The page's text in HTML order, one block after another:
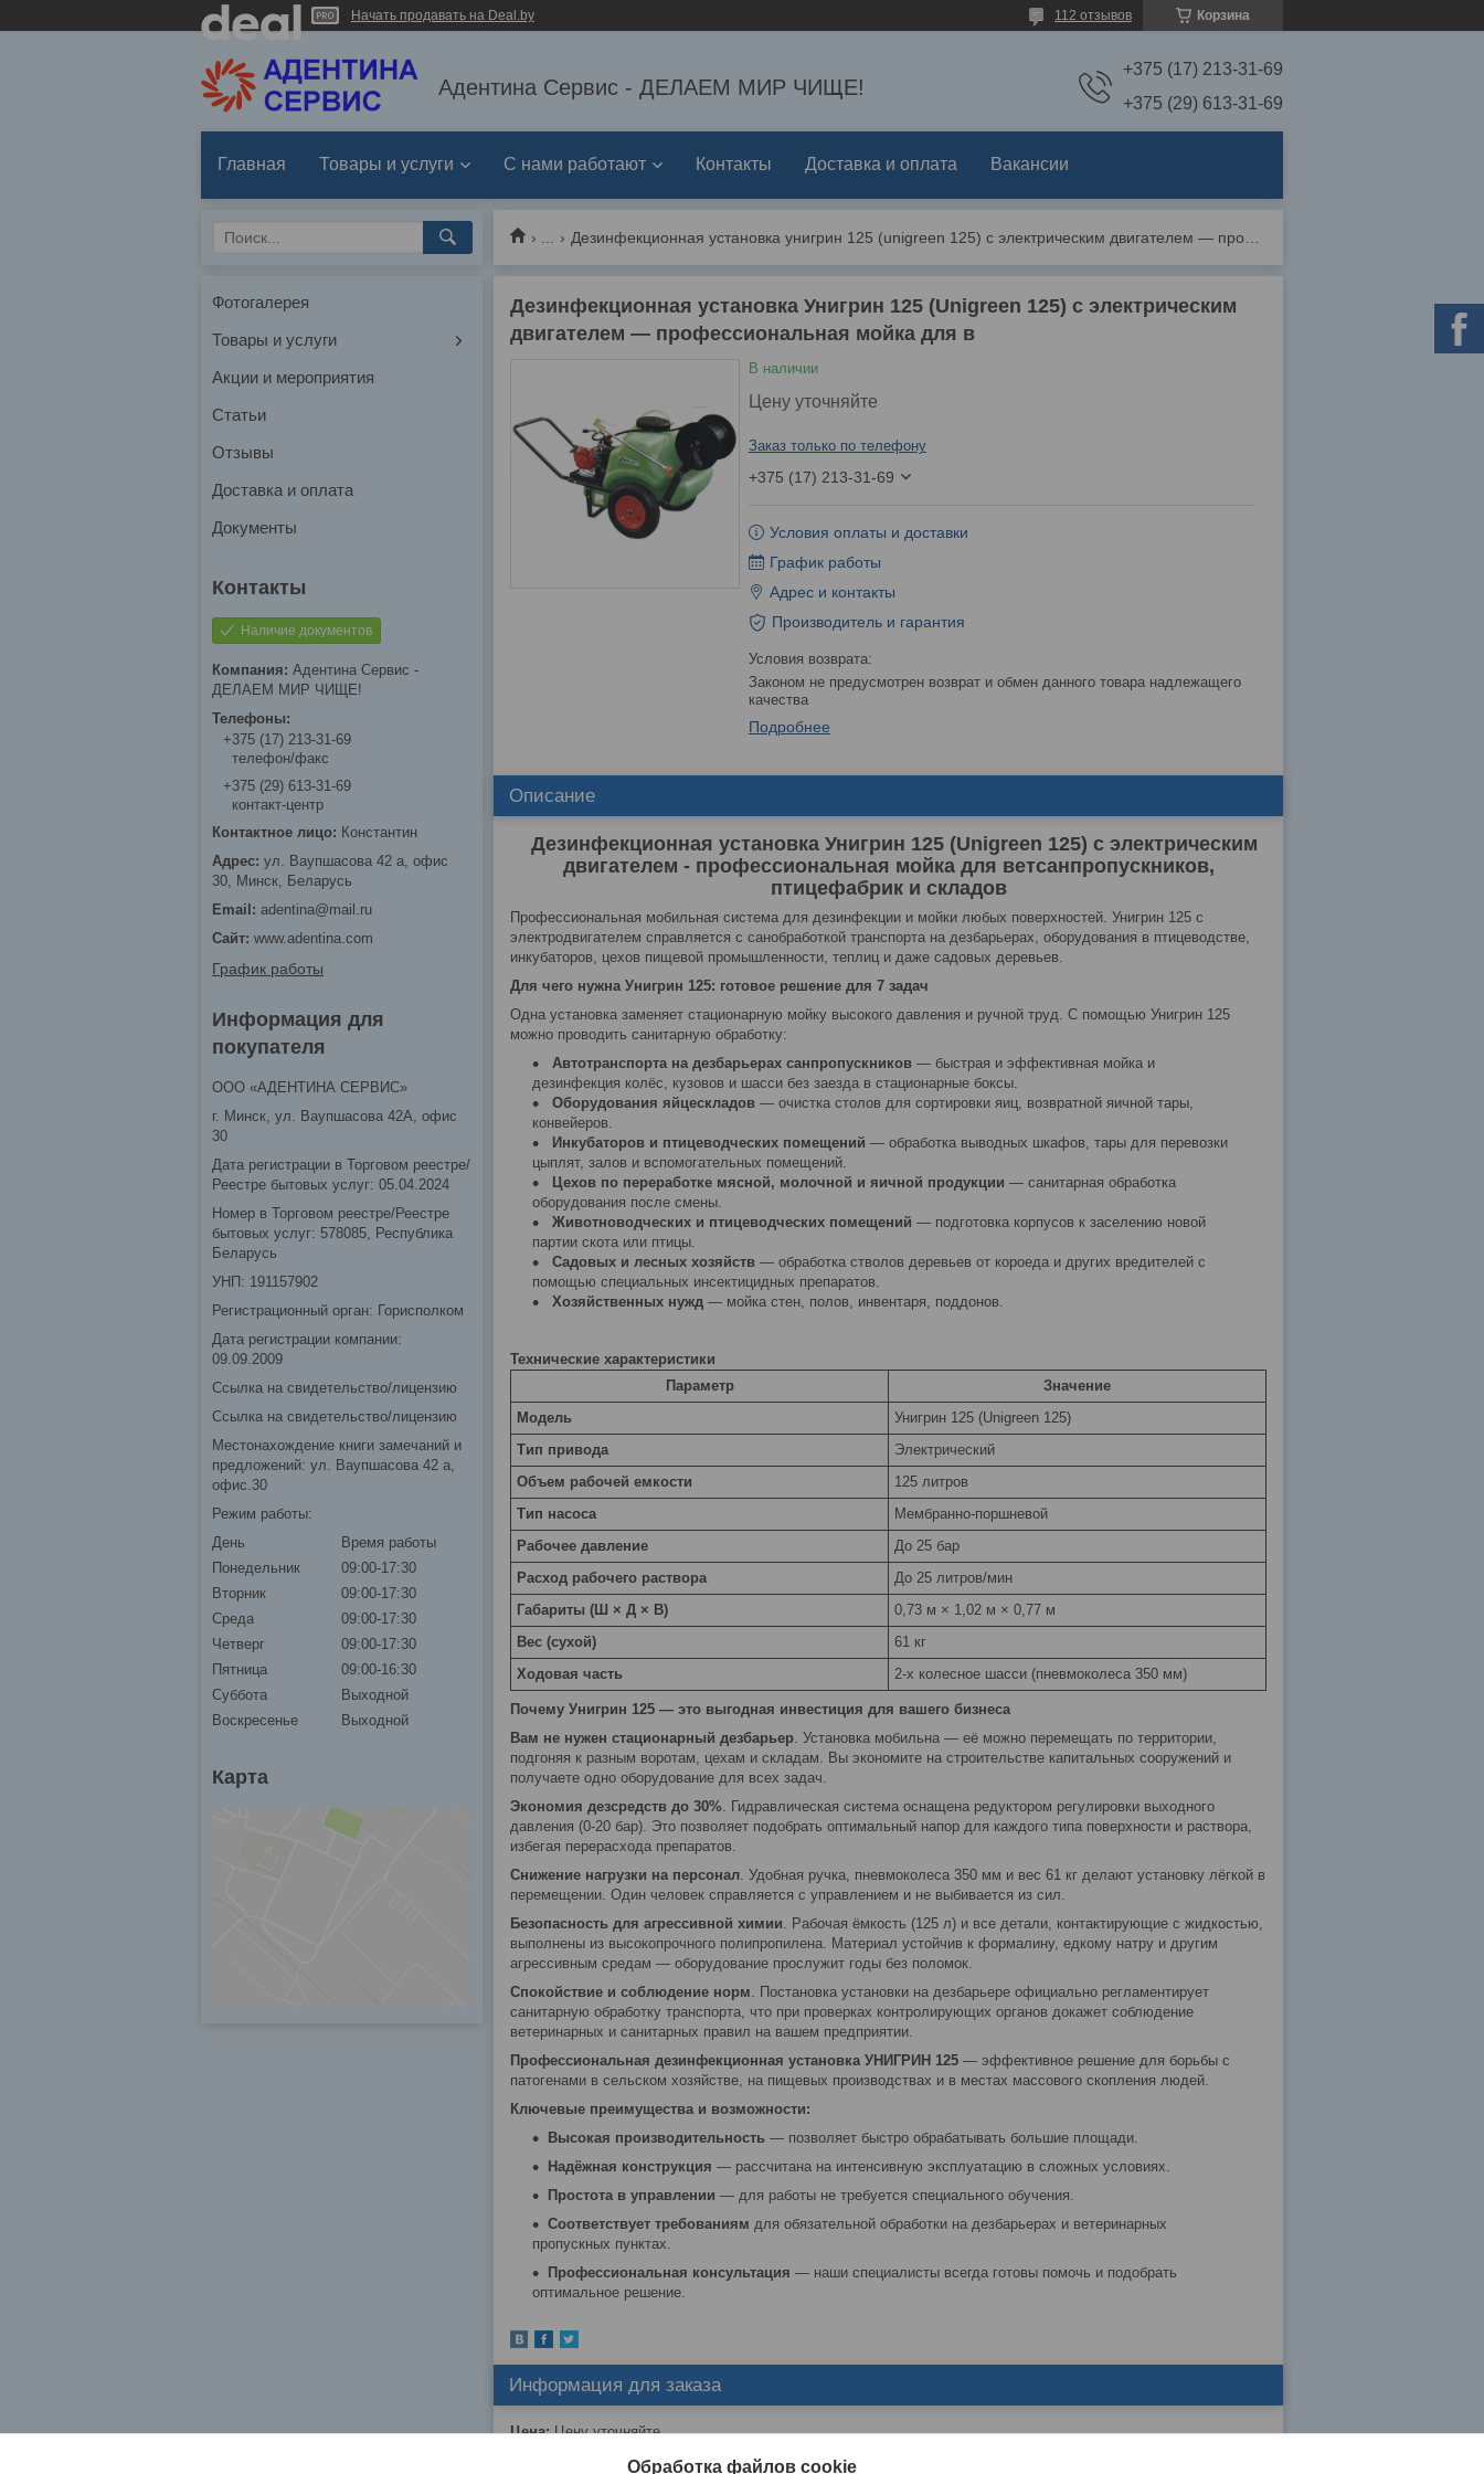
Начать продавать на Deal.by Корзина
112 отзывов
Адентина Сервис - ДЕЛАЕМ МИР ЧИЩЕ!
+375 (17) 213-31-69
+375 (29) 613-31-69
Главная Товары и услуги С нами работают Контакты Доставка и оплата Вакансии
Дезинфекционная установка Унигрин 125 (Unigreen 125) с электрическим
двигателем — профессиональная мойка для в
В наличии
Цену уточняйте
Заказ только по телефону
+375 (17) 213-31-69
Условия оплаты и доставки
График работы
Адрес и контакты
Производитель и гарантия
Законом не предусмотрен возврат и обмен данного товара надлежащего
качества
Подробнее
Описание
Дезинфекционная установка Унигрин 125 (Unigreen 125) с электрическим
двигателем - профессиональная мойка для ветсанпропускников,
птицефабрик и складов
Профессиональная мобильная система для дезинфекции и мойки любых поверхностей. Унигрин 125 с
электродвигателем справляется с санобработкой транспорта на дезбарьерах, оборудования в птицеводстве,
инкубаторов, цехов пищевой промышленности, теплиц и даже садовых деревьев.
Для чего нужна Унигрин 125: готовое решение для 7 задач
Одна установка заменяет стационарную мойку высокого давления и ручной труд. С помощью Унигрин 125
можно проводить санитарную обработку:
Автотранспорта на дезбарьерах санпропускников — быстрая и эффективная мойка и
дезинфекция колёс, кузовов и шасси без заезда в стационарные боксы.
Оборудования яйцескладов — очистка столов для сортировки яиц, возвратной яичной тары,
конвейеров.
Инкубаторов и птицеводческих помещений — обработка выводных шкафов, тары для перевозки
цыплят, залов и вспомогательных помещений.
Цехов по переработке мясной, молочной и яичной продукции — санитарная обработка
оборудования после смены.
Животноводческих и птицеводческих помещений — подготовка корпусов к заселению новой
партии скота или птицы.
Садовых и лесных хозяйств — обработка стволов деревьев от короеда и других вредителей с
помощью специальных инсектицидных препаратов.
Хозяйственных нужд — мойка стен, полов, инвентаря, поддонов.
Технические характеристики
Параметр
Значение
Модель
Унигрин 125 (Unigreen 125)
Тип привода
Электрический
Объем рабочей емкости
125 литров
Тип насоса
Мембранно-поршневой
Рабочее давление
До 25 бар
Расход рабочего раствора
До 25 литров/мин
Габариты (Ш × Д × В)
0,73 м × 1,02 м × 0,77 м
Вес (сухой)
61 кг
Ходовая часть
2-х колесное шасси (пневмоколеса 350 мм)
Почему Унигрин 125 — это выгодная инвестиция для вашего бизнеса
Вам не нужен стационарный дезбарьер. Установка мобильна — её можно перемещать по территории,
подгоняя к разным воротам, цехам и складам. Вы экономите на строительстве капитальных сооружений и
получаете одно оборудование для всех задач.
Экономия дезсредств до 30%. Гидравлическая система оснащена редуктором регулировки выходного
давления (0-20 бар). Это позволяет подобрать оптимальный напор для каждого типа поверхности и раствора,
избегая перерасхода препаратов.
Снижение нагрузки на персонал. Удобная ручка, пневмоколеса 350 мм и вес 61 кг делают установку лёгкой в
перемещении. Один человек справляется с управлением и не выбивается из сил.
Безопасность для агрессивной химии. Рабочая ёмкость (125 л) и все детали, контактирующие с жидкостью,
выполнены из высокопрочного полипропилена. Материал устойчив к формалину, едкому натру и другим
агрессивным средам — оборудование прослужит годы без поломок.
Спокойствие и соблюдение норм. Постановка установки на дезбарьере официально регламентирует
санитарную обработку транспорта, что при проверках контролирующих органов докажет соблюдение
ветеринарных и санитарных правил на вашем предприятии.
Профессиональная дезинфекционная установка УНИГРИН 125 — эффективное решение для борьбы с
патогенами в сельском хозяйстве, на пищевых производствах и в местах массового скопления людей.
Ключевые преимущества и возможности:
Высокая производительность — позволяет быстро обрабатывать большие площади.
Надёжная конструкция — рассчитана на интенсивную эксплуатацию в сложных условиях.
Простота в управлении — для работы не требуется специального обучения.
Соответствует требованиям для обязательной обработки на дезбарьерах и ветеринарных
пропускных пунктах.
Профессиональная консультация — наши специалисты всегда готовы помочь и подобрать
оптимальное решение.
Информация для заказа
Цена:Цену уточняйте
Способ упаковки:коробка
Фотогалерея
Товары и услуги
Акции и мероприятия
Статьи
Отзывы
Доставка и оплата
Документы
Наличие документов
Адентина Сервис -
ДЕЛАЕМ МИР ЧИЩЕ!
+375 (17) 213-31-69
телефон/факс
+375 (29) 613-31-69
контакт-центр
Константин
ул. Ваупшасова 42 а, офис
30, Минск, Беларусь
adentina@mail.ru
www.adentina.com
График работы
Информация для
покупателя
ООО «АДЕНТИНА СЕРВИС»
г. Минск, ул. Ваупшасова 42А, офис
30
Дата регистрации в Торговом реестре/
Реестре бытовых услуг: 05.04.2024
Номер в Торговом реестре/Реестре
бытовых услуг: 578085, Республика
Беларусь
УНП: 191157902
Регистрационный орган: Горисполком
Дата регистрации компании:
09.09.2009
Ссылка на свидетельство/лицензию
Ссылка на свидетельство/лицензию
Местонахождение книги замечаний и
предложений: ул. Ваупшасова 42 а,
офис.30
Режим работы:
День
Время работы
Понедельник
09:00-17:30
Вторник
09:00-17:30
Среда
09:00-17:30
Четверг
09:00-17:30
Пятница
09:00-16:30
Суббота
Выходной
Воскресенье
Выходной
Карта
Обработка файлов cookie